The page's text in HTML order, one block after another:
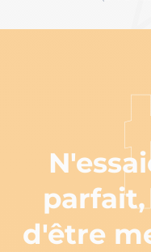
parfait,
d'être